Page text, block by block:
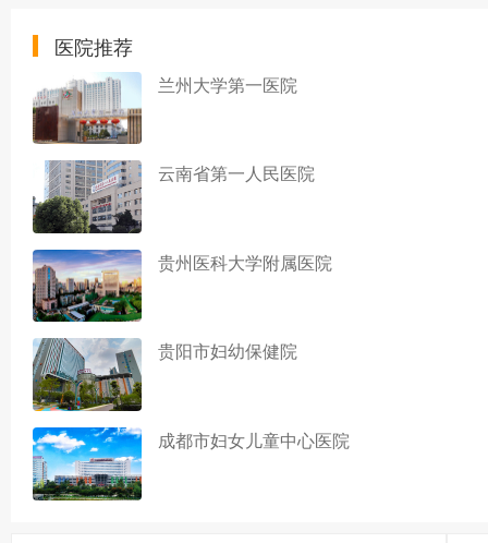
医院推荐
兰州大学第一医院
云南省第一人民医院
贵州医科大学附属医院
贵阳市妇幼保健院
成都市妇女儿童中心医院